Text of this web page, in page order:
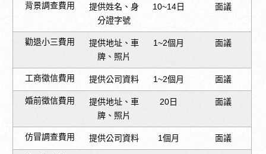
背景調查費用
提供姓名、身
分證字號
10~14日 面議
勸退小三費用
提供地址、車
牌、照片
1~2個月 面議
工商徵信費用 提供公司資料 1~2個月 面議
婚前徵信費用
提供地址、車
牌、照片
20日 面議
仿冒調查費用 提供公司資料 1個月 面議